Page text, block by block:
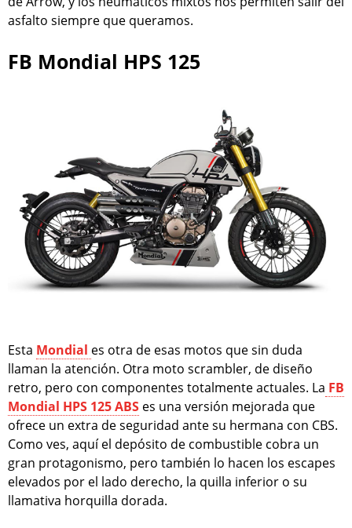
asfalto siempre que queramos.
FB Mondial HPS 125
Esta Mondial es otra de esas motos que sin duda
llaman la atención. Otra moto scrambler, de diseño
retro, pero con componentes totalmente actuales. La FB
Mondial HPS 125 ABS es una versión mejorada que
ofrece un extra de seguridad ante su hermana con CBS.
Como ves, aquí el depósito de combustible cobra un
gran protagonismo, pero también lo hacen los escapes
elevados por el lado derecho, la quilla inferior o su
llamativa horquilla dorada.